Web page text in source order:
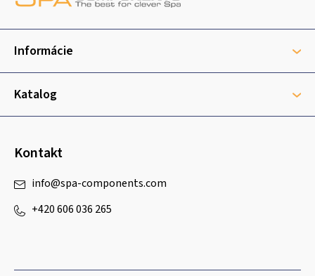
ä
i
Informácie
Katalog
Kontakt
info@spa-components.com
+420 606 036 265